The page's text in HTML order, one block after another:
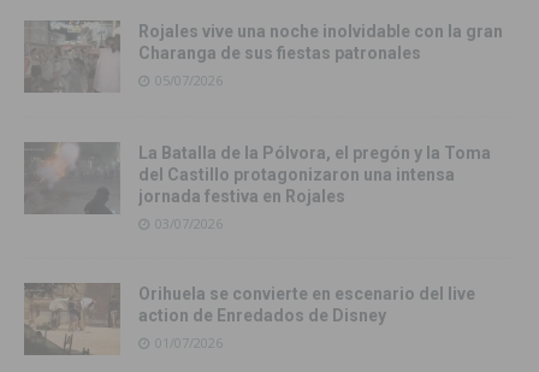
Rojales vive una noche inolvidable con la gran
Charanga de sus fiestas patronales
05/07/2026
La Batalla de la Pólvora, el pregón y la Toma
del Castillo protagonizaron una intensa
jornada festiva en Rojales
03/07/2026
Orihuela se convierte en escenario del live
action de Enredados de Disney
01/07/2026